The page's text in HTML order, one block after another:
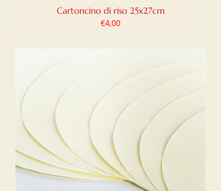
Cartoncino di riso 25x27cm
€4,00